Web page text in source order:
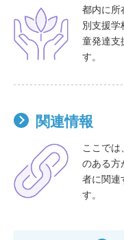
都内に所
別支援学
童発達支
す。
関連情報
ここでは
のある方
者に関連
す。